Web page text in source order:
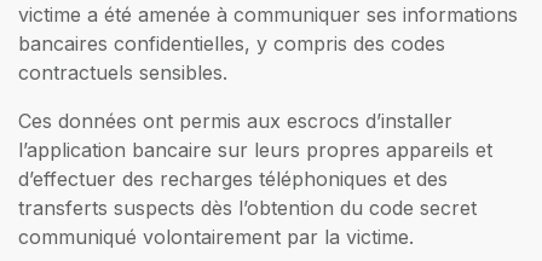
victime a été amenée à communiquer ses informations
bancaires confidentielles, y compris des codes
contractuels sensibles.
Ces données ont permis aux escrocs d’installer
l’application bancaire sur leurs propres appareils et
d’effectuer des recharges téléphoniques et des
transferts suspects dès l’obtention du code secret
communiqué volontairement par la victime.